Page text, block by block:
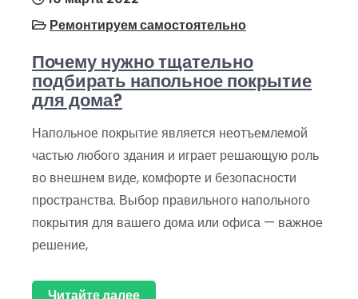
Ремонтируем самостоятельно
Почему нужно тщательно
подбирать напольное покрытие
для дома?
Напольное покрытие является неотъемлемой
частью любого здания и играет решающую роль
во внешнем виде, комфорте и безопасности
пространства. Выбор правильного напольного
покрытия для вашего дома или офиса — важное
решение,